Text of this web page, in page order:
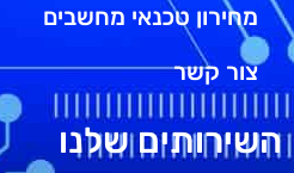
מחירון טכנאי מחשבים
צור קשר
השירותים שלנו